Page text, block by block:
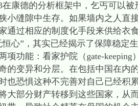
康德的分析框架中，乞丐可以
小缝隙中生存。如果墙内之人直
通过相应的制度化手段来供给衣
”，其实已经揭示了保障稳定生
项功能：看家护院（gate-keeping
的变异和分层。在包括中国在内
也恐惧这种不完善对自己已经积
大部分财产转移到这些国家，从